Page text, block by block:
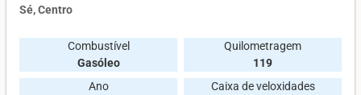
Sé, Centro
Combustível
Gasóleo
Quilometragem
119
Ano
Caixa de veloxidades